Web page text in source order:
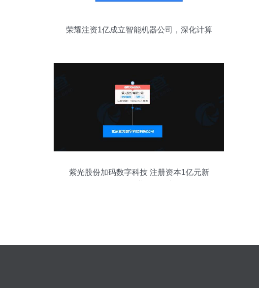
荣耀注资1亿成立智能机器公司，深化计算
紫光股份加码数字科技 注册资本1亿元新